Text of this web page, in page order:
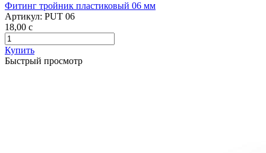
Фитинг тройник пластиковый 06 мм
Артикул: PUT 06
18,00 c
Купить
Быстрый просмотр